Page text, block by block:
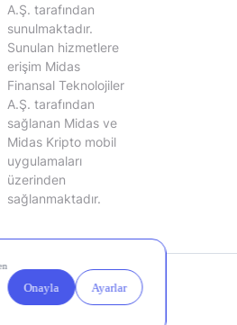
A.Ş. tarafından
sunulmaktadır.
Sunulan hizmetlere
erişim Midas
Finansal Teknolojiler
A.Ş. tarafından
sağlanan Midas ve
Midas Kripto mobil
uygulamaları
üzerinden
sağlanmaktadır.
Yasal
Çerez